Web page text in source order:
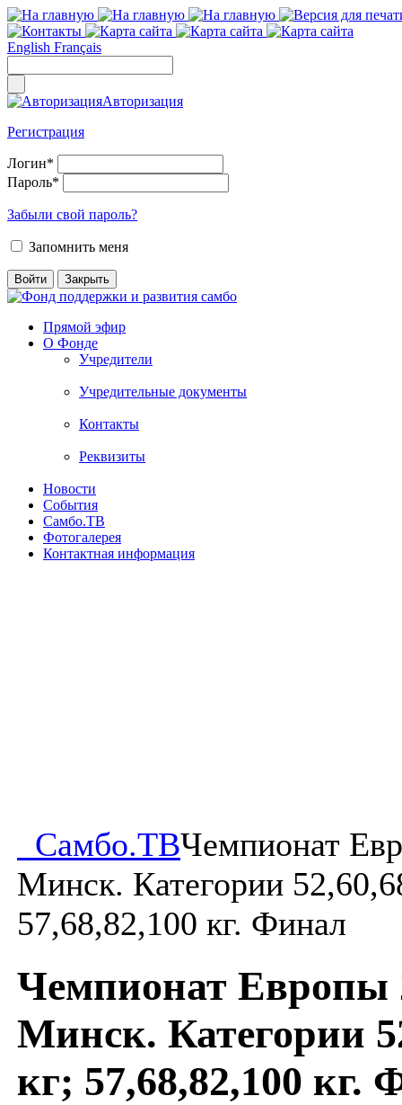
English Français
Авторизация
Регистрация
Логин*
Пароль*
Забыли свой пароль?
Запомнить меня
Прямой эфир
О Фонде
Учредители
Учредительные документы
Контакты
Реквизиты
Новости
События
Самбо.ТВ
Фотогалерея
Контактная информация
Самбо.ТВЧемпионат
Минск. Категории
57,68,82,100 кг. Финал
Чемпионат Европы
Минск. Категории
кг; 57,68,82,100 кг.